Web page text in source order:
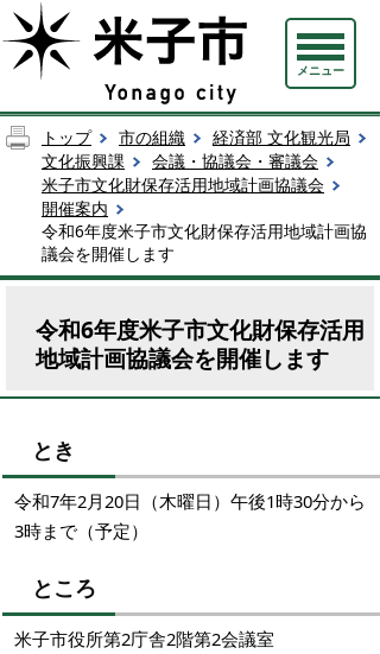
メニュー
トップ 市の組織
経済部 文化観光局
文化振興課
会議・協議会・審議会
米子市文化財保存活用地域計画協議会
開催案内
令和6年度米子市文化財保存活用地域計画協
議会を開催します
令和6年度米子市文化財保存活用
地域計画協議会を開催します
とき
令和7年2月20日（木曜日）午後1時30分から
3時まで（予定）
ところ
米子市役所第2庁舎2階第2会議室